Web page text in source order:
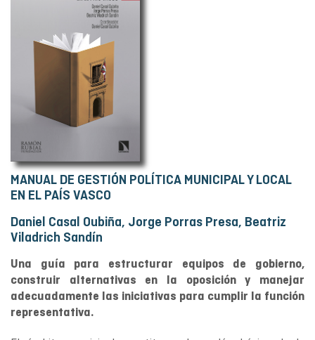
MANUAL DE GESTIÓN POLÍTICA MUNICIPAL Y LOCAL
EN EL PAÍS VASCO
Daniel Casal Oubiña, Jorge Porras Presa, Beatriz
Viladrich Sandín
Una guía para estructurar equipos de gobierno,
construir alternativas en la oposición y manejar
adecuadamente las iniciativas para cumplir la función
representativa.